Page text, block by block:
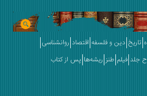
دین و فلسفه اقتصاد روانشناسی
فیلم طنز ریشه‌ها پس از کتاب